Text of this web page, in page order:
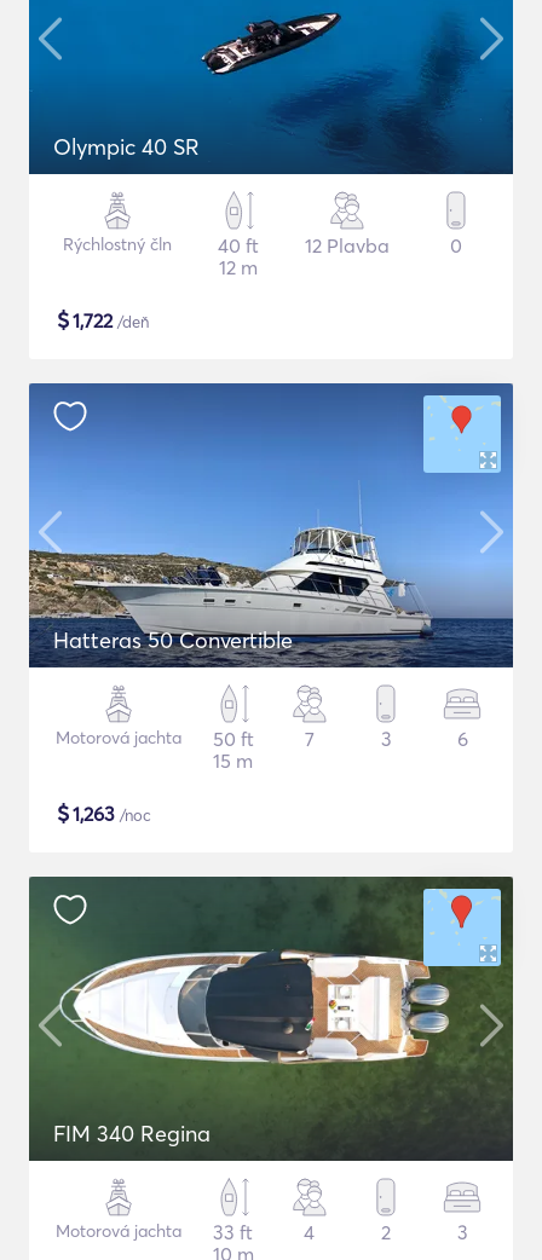
Olympic 40 SR
Rýchlostný čln
40 ft
12 m
12 Plavba 0
$1,722/deň
Hatteras 50 Convertible
Motorová jachta
50 ft
15 m
7 3 6
$1,263 /noc
FIM 340 Regina
Motorová jachta
33 ft
10 m
4 2 3